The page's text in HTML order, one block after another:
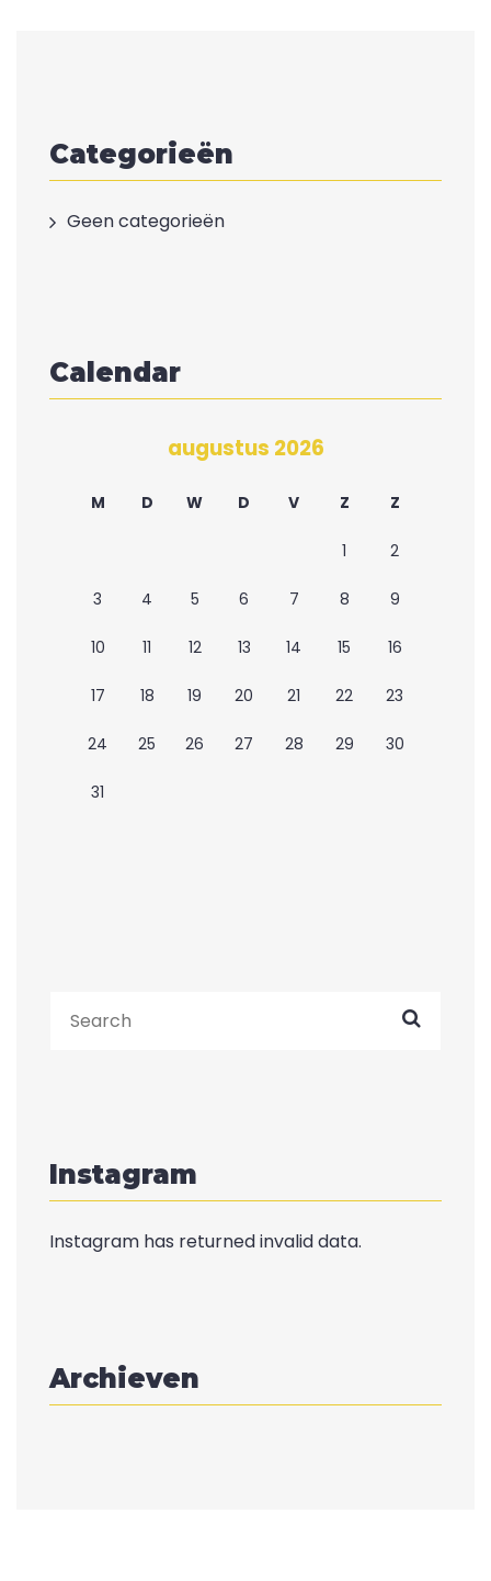
Categorieën
Geen categorieën
Calendar
augustus 2026
M D W D V Z Z
1 2
3 4 5 6 7 8 9
10 11 12 13 14 15 16
17 18 19 20 21 22 23
24 25 26 27 28 29 30
31
Instagram
Instagram has returned invalid data.
Archieven